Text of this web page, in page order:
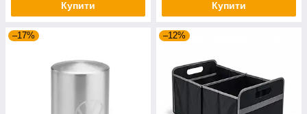
Купити Купити
–17% –12%